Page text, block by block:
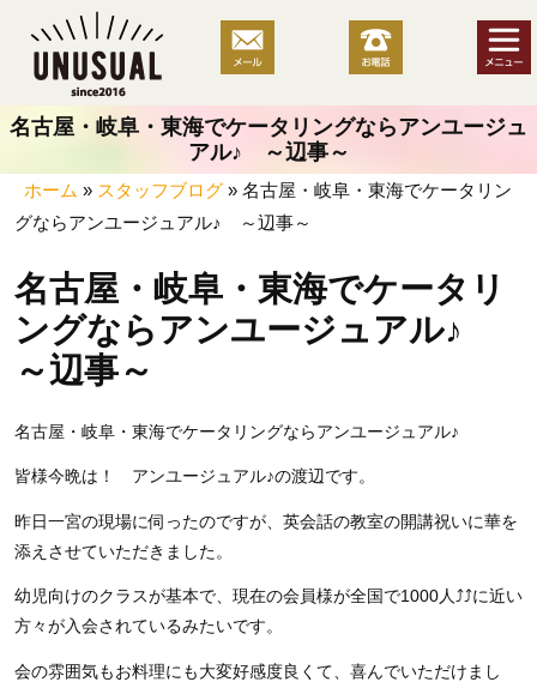
ツ名古屋・岐阜・東海でケータリングならアンユージュ
アル♪ ～辺事～
ホーム » スタッフブログ » 名古屋・岐阜・東海でケータリン
グならアンユージュアル♪ ～辺事～
名古屋・岐阜・東海でケータリ
ングならアンユージュアル♪
～辺事～
名古屋・岐阜・東海でケータリングならアンユージュアル♪
皆様今晩は！ アンユージュアル♪の渡辺です。
昨日一宮の現場に伺ったのですが、英会話の教室の開講祝いに華を
添えさせていただきました。
幼児向けのクラスが基本で、現在の会員様が全国で1000人⤴⤴に近い
方々が入会されているみたいです。
会の雰囲気もお料理にも大変好感度良くて、喜んでいただけまし